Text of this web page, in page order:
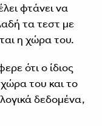
φτάνει να
τα τεστ με
η χώρα του.
ότι ο ίδιος
του και το
δεδομένα,